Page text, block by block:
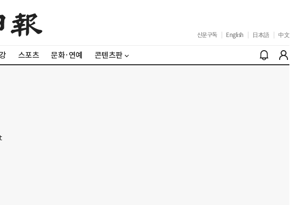
신문구독 English 日本語 中文
스포츠 문화·연예 콘텐츠판